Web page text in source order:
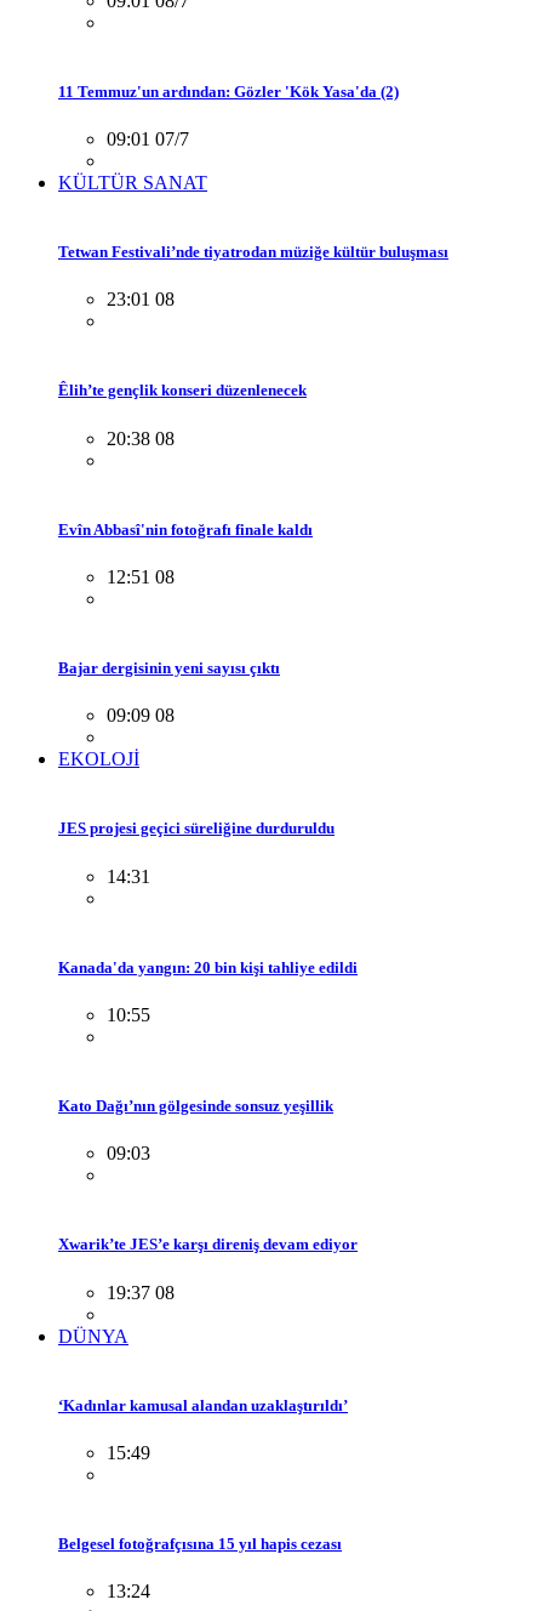
11 Temmuz'un ardından: Gözler 'Kök Yasa'da (2)
09:01 07/7
KÜLTÜR SANAT
Tetwan Festivali’nde tiyatrodan müziğe kültür buluşması
23:01 08
Êlih’te gençlik konseri düzenlenecek
20:38 08
Evîn Abbasî'nin fotoğrafı finale kaldı
12:51 08
Bajar dergisinin yeni sayısı çıktı
09:09 08
EKOLOJİ
JES projesi geçici süreliğine durduruldu
14:31
Kanada'da yangın: 20 bin kişi tahliye edildi
10:55
Kato Dağı’nın gölgesinde sonsuz yeşillik
09:03
Xwarik’te JES’e karşı direniş devam ediyor
19:37 08
DÜNYA
‘Kadınlar kamusal alandan uzaklaştırıldı’
15:49
Belgesel fotoğrafçısına 15 yıl hapis cezası
13:24